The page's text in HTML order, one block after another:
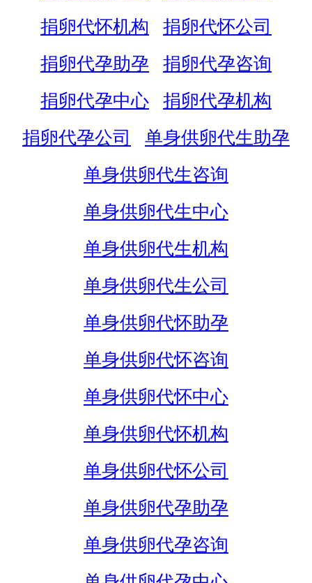
捐卵代怀机构
捐卵代怀公司
捐卵代孕助孕
捐卵代孕咨询
捐卵代孕中心
捐卵代孕机构
捐卵代孕公司
单身供卵代生助孕
单身供卵代生咨询
单身供卵代生中心
单身供卵代生机构
单身供卵代生公司
单身供卵代怀助孕
单身供卵代怀咨询
单身供卵代怀中心
单身供卵代怀机构
单身供卵代怀公司
单身供卵代孕助孕
单身供卵代孕咨询